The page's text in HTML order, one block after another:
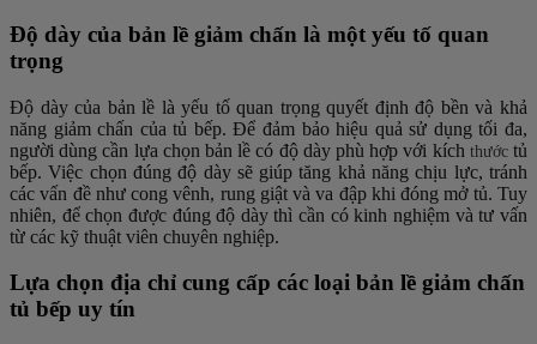
Độ dày của bản lề giảm chấn là một yếu tố quan
trọng
Độ dày của bản lề là yếu tố quan trọng quyết định độ bền và khả
năng giảm chấn của tủ bếp. Để đảm bảo hiệu quả sử dụng tối đa,
người dùng cần lựa chọn bản lề có độ dày phù hợp với kích thướctủ
bếp. Việc chọn đúng độ dày sẽ giúp tăng khả năng chịu lực, tránh
các vấn đề như cong vênh, rung giật và va đập khi đóng mở tủ. Tuy
nhiên, để chọn được đúng độ dày thì cần có kinh nghiệm và tư vấn
từ các kỹ thuật viên chuyên nghiệp.
Lựa chọn địa chỉ cung cấp các loại bản lề giảm chấn
tủ bếp uy tín